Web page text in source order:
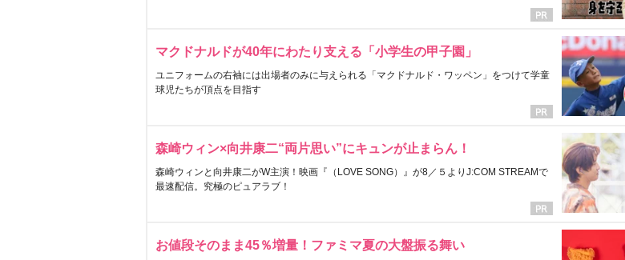
マクドナルドが40年にわたり支える「小学生の甲子園」
ユニフォームの右袖には出場者のみに与えられる「マクドナルド・ワッペン」をつけて学童
球児たちが頂点を目指す
森崎ウィン×向井康二“両片思い”にキュンが止まらん！
森崎ウィンと向井康二がW主演！映画『（LOVE SONG）』が8／５よりJ:COM STREAMで
最速配信。究極のピュアラブ！
お値段そのまま45％増量！ファミマ夏の大盤振る舞い